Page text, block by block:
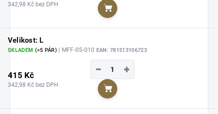
342,98 Kč bez DPH
Do košíku
Velikost: L
SKLADEM (>5 PÁR) | MFF-05-010 EAN: 781513106723
415 Kč
342,98 Kč bez DPH
+
−
Do košíku